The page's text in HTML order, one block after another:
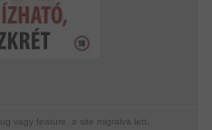
vagy feature. a site migralva lett,